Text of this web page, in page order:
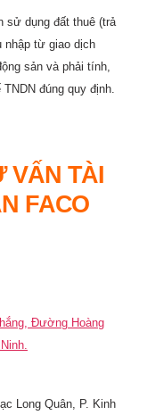
sử dụng đất thuê (trả
nhập từ giao dịch
sản và phải tính,
đúng quy định.
VẤN TÀI
FACO
Đường Hoàng
Long Quân, P. Kinh